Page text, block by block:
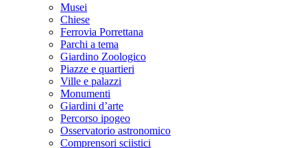
Musei
Chiese
Ferrovia Porrettana
Parchi a tema
Giardino Zoologico
Piazze e quartieri
Ville e palazzi
Monumenti
Giardini d’arte
Percorso ipogeo
Osservatorio astronomico
Comprensori sciistici